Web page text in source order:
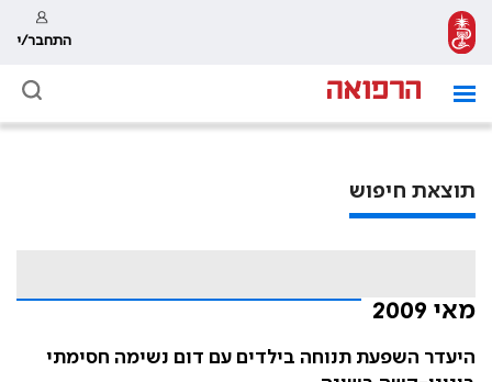
התחבר/י
תוצאת חיפוש
מאי 2009
היעדר השפעת תנוחה בילדים עם דום נשימה חסימתי